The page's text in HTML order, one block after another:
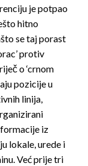
je potpao
hitno
se taj porast
protiv
o ‘crnom
pozicije u
linija,
iz
lokale, urede i
Već prije tri